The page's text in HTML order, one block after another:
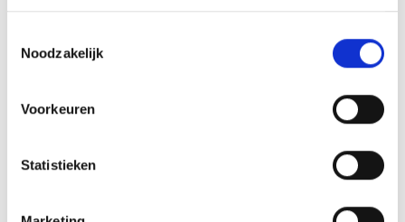
Noodzakelijk
Voorkeuren
Statistieken
INSPIRATIE
VAN ONZE GRILL MASTERS
MEER INFORMATIE